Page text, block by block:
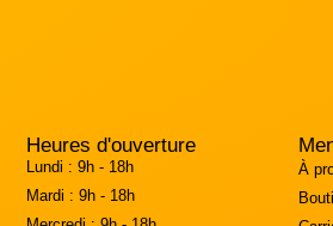
Heures d'ouverture
Lundi : 9h - 18h
Mardi : 9h - 18h
À